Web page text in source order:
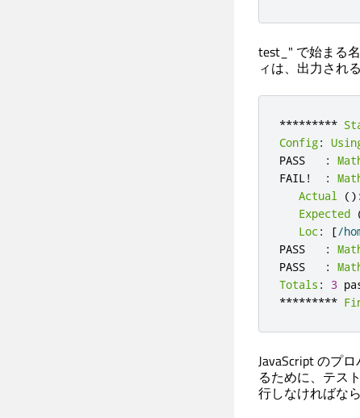
test_" で始まる
ィは、出力され
*********
Config:
PASS
:
FAIL! :
Actual ():
Expected
Loc : [/
PASS
:
PASS
:
Totals : 3
*********
JavaScript のプ
るために、テス
行しなければな